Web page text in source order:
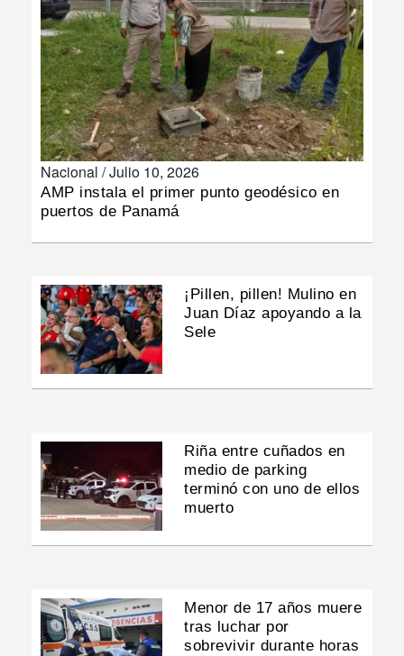
IMPRESO
Nacional /Julio 10, 2026
AMP instala el primer punto geodésico en
puertos de Panamá
¡Pillen, pillen! Mulino en
Juan Díaz apoyando a la
Sele
Riña entre cuñados en
medio de parking
terminó con uno de ellos
muerto
Menor de 17 años muere
tras luchar por
sobrevivir durante horas